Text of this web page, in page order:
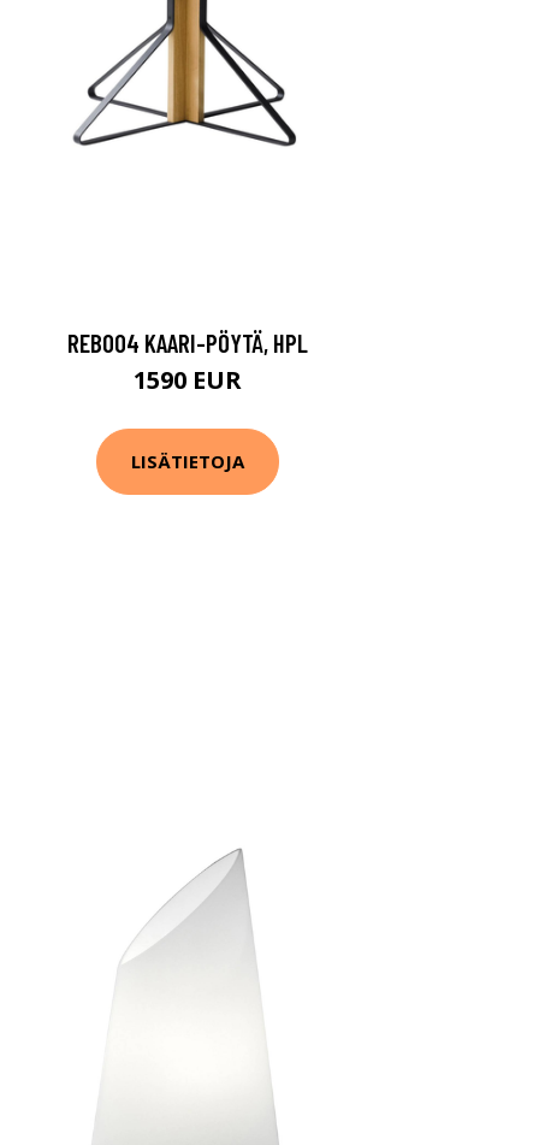
REB004 KAARI-PÖYTÄ, HPL
1590 EUR
LISÄTIETOJA